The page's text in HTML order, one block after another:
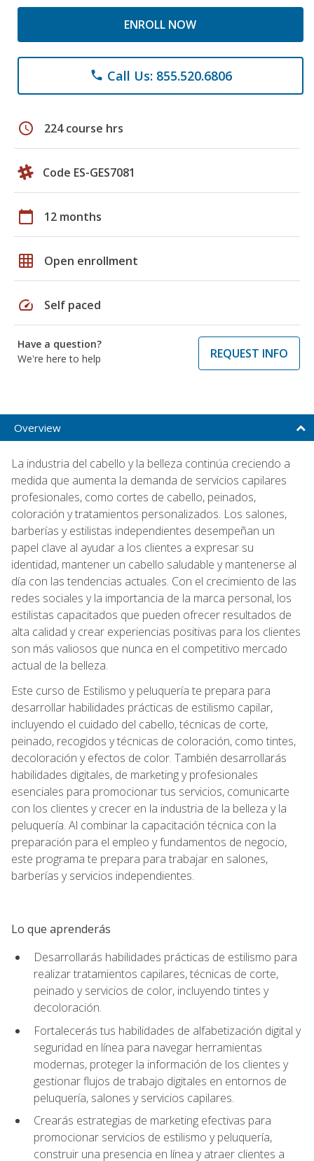
ENROLL NOW
phone Call Us: 855.520.6806
schedule 224 course hrs
Code ES-GES7081
calendar_today 12 months
grid_on Open enrollment
speed Self paced
Have a question?
We're here to help
REQUEST INFO
Overview
La industria del cabello y la belleza continúa creciendo a
medida que aumenta la demanda de servicios capilares
profesionales, como cortes de cabello, peinados,
coloración y tratamientos personalizados. Los salones,
barberías y estilistas independientes desempeñan un
papel clave al ayudar a los clientes a expresar su
identidad, mantener un cabello saludable y mantenerse al
día con las tendencias actuales. Con el crecimiento de las
redes sociales y la importancia de la marca personal, los
estilistas capacitados que pueden ofrecer resultados de
alta calidad y crear experiencias positivas para los clientes
son más valiosos que nunca en el competitivo mercado
actual de la belleza.
Este curso de Estilismo y peluquería te prepara para
desarrollar habilidades prácticas de estilismo capilar,
incluyendo el cuidado del cabello, técnicas de corte,
peinado, recogidos y técnicas de coloración, como tintes,
decoloración y efectos de color. También desarrollarás
habilidades digitales, de marketing y profesionales
esenciales para promocionar tus servicios, comunicarte
con los clientes y crecer en la industria de la belleza y la
peluquería. Al combinar la capacitación técnica con la
preparación para el empleo y fundamentos de negocio,
este programa te prepara para trabajar en salones,
barberías y servicios independientes.
Lo que aprenderás
Desarrollarás habilidades prácticas de estilismo para
realizar tratamientos capilares, técnicas de corte,
peinado y servicios de color, incluyendo tintes y
decoloración.
Fortalecerás tus habilidades de alfabetización digital y
seguridad en línea para navegar herramientas
modernas, proteger la información de los clientes y
gestionar flujos de trabajo digitales en entornos de
peluquería, salones y servicios capilares.
Crearás estrategias de marketing efectivas para
promocionar servicios de estilismo y peluquería,
construir una presencia en línea y atraer clientes a